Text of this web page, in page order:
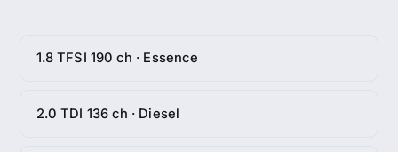
1.8 TFSI 190 ch · Essence
2.0 TDI 136 ch · Diesel